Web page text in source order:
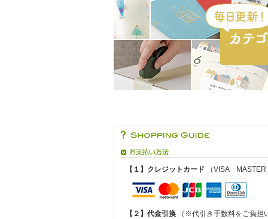
【１】クレジットカード （VISA
【２】代金引換 （※代引き手数料をご負担